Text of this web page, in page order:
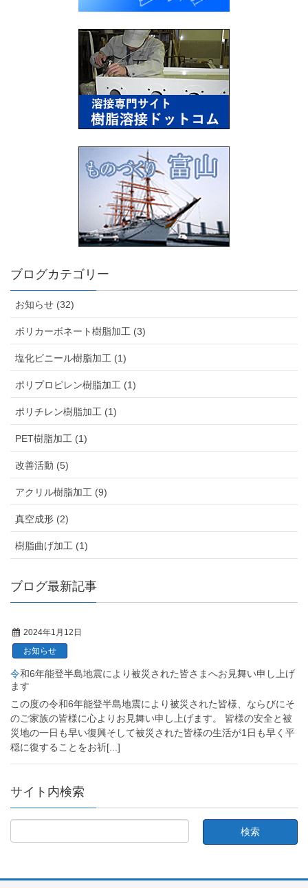
ブログカテゴリー
お知らせ (32)
ポリカーボネート樹脂加工 (3)
塩化ビニール樹脂加工 (1)
ポリプロピレン樹脂加工 (1)
ポリチレン樹脂加工 (1)
PET樹脂加工 (1)
改善活動 (5)
アクリル樹脂加工 (9)
真空成形 (2)
樹脂曲げ加工 (1)
ブログ最新記事
2024年1月12日
お知らせ
令和6年能登半島地震により被災された皆さまへお見舞い申し上げ
ます
この度の令和6年能登半島地震により被災された皆様、ならびにそ
のご家族の皆様に心よりお見舞い申し上げます。 皆様の安全と被
災地の一日も早い復興そして被災された皆様の生活が1日も早く平
穏に復することをお祈[...]
サイト内検索